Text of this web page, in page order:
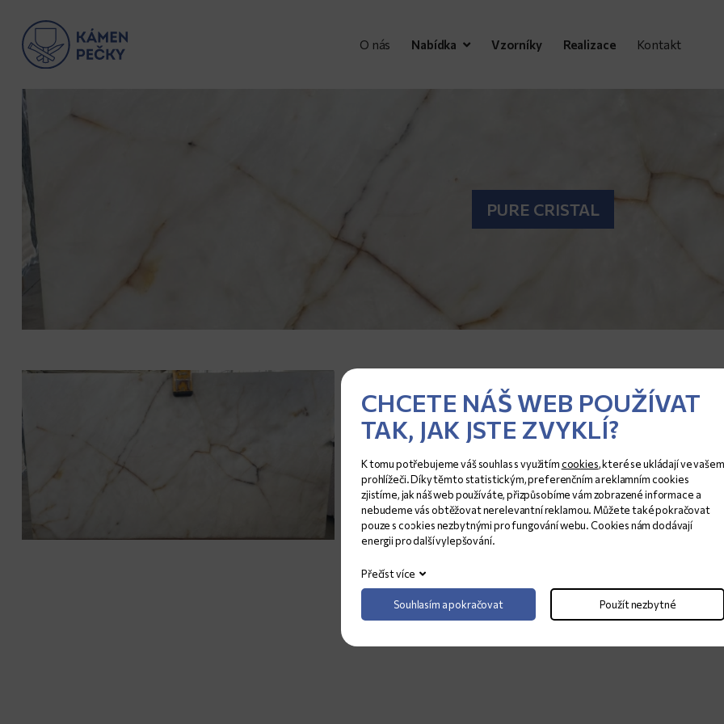
O nás Nabídka Vzorníky Realizace Kontakt
PURE CRISTAL
2 340x189
CHCETE NÁŠ WEB POUŽÍVAT
TAK, JAK JSTE ZVYKLÍ?
K tomu potřebujeme váš souhlas s využitímcookies, které se ukládají ve vašem
prohlížeči. Díky těmto statistickým, preferenčním a reklamním cookies
zjistíme, jak náš web používáte, přizpůsobíme vám zobrazené informace a
nebudeme vás obtěžovat nerelevantní reklamou. Můžete také pokračovat
pouze s cookies nezbytnými pro fungování webu. Cookies nám dodávají
energii pro další vylepšování.
Přečíst více
Souhlasím a pokračovat Použít nezbytné